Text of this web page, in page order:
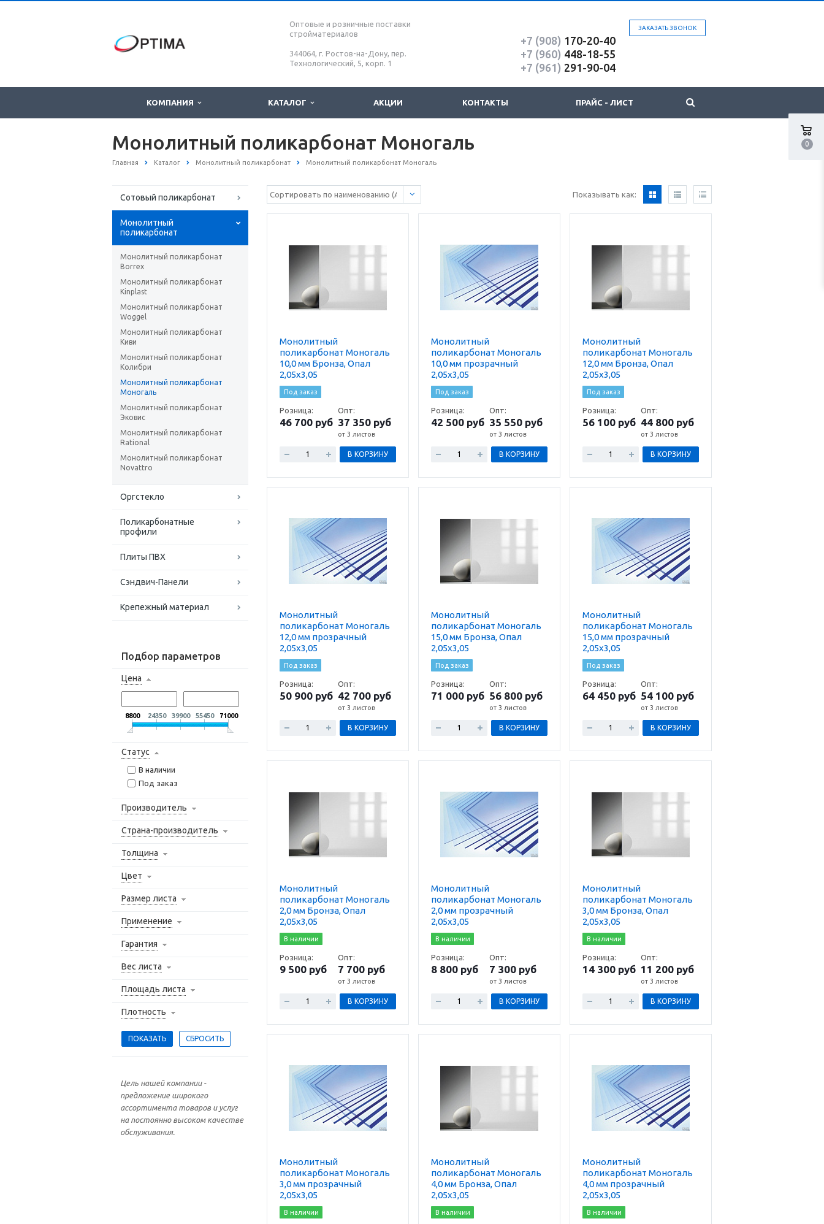
0
Оптовые и розничные поставки
стройматериалов
344064, г. Ростов-на-Дону, пер.
Технологический, 5, корп. 1
ЗАКАЗАТЬ ЗВОНОК
+7 (908) 170-20-40
+7 (960) 448-18-55
+7 (961) 291-90-04
КОМПАНИЯ КАТАЛОГ АКЦИИ КОНТАКТЫ ПРАЙС - ЛИСТ
Монолитный поликарбонат Моногаль
Главная Каталог Монолитный поликарбонат Монолитный поликарбонат Моногаль
Сотовый поликарбонат
Монолитный
поликарбонат
Монолитный поликарбонат
Borrex
Монолитный поликарбонат
Kinplast
Монолитный поликарбонат
Woggel
Монолитный поликарбонат
Киви
Монолитный поликарбонат
Колибри
Монолитный поликарбонат
Моногаль
Монолитный поликарбонат
Эковис
Монолитный поликарбонат
Rational
Монолитный поликарбонат
Novattro
Оргстекло
Поликарбонатные
профили
Плиты ПВХ
Сэндвич-Панели
Крепежный материал
Подбор параметров
Цена
8800 24350 39900 55450 71000
Статус
В наличии
Под заказ
Производитель
Страна-производитель
Толщина
Цвет
Размер листа
Применение
Гарантия
Вес листа
Площадь листа
Плотность
Цель нашей компании -
предложение широкого
ассортимента товаров и услуг
на постоянно высоком качестве
обслуживания.
Показывать как:
Монолитный
поликарбонат Моногаль
10,0 мм Бронза, Опал
2,05х3,05
Под заказ
Розница:
46 700 руб
Опт:
37 350 руб
от 3 листов
В КОРЗИНУ
Монолитный
поликарбонат Моногаль
10,0 мм прозрачный
2,05х3,05
Под заказ
Розница:
42 500 руб
Опт:
35 550 руб
от 3 листов
В КОРЗИНУ
Монолитный
поликарбонат Моногаль
12,0 мм Бронза, Опал
2,05х3,05
Под заказ
Розница:
56 100 руб
Опт:
44 800 руб
от 3 листов
В КОРЗИНУ
Монолитный
поликарбонат Моногаль
12,0 мм прозрачный
2,05х3,05
Под заказ
Розница:
50 900 руб
Опт:
42 700 руб
от 3 листов
В КОРЗИНУ
Монолитный
поликарбонат Моногаль
15,0 мм Бронза, Опал
2,05х3,05
Под заказ
Розница:
71 000 руб
Опт:
56 800 руб
от 3 листов
В КОРЗИНУ
Монолитный
поликарбонат Моногаль
15,0 мм прозрачный
2,05х3,05
Под заказ
Розница:
64 450 руб
Опт:
54 100 руб
от 3 листов
В КОРЗИНУ
Монолитный
поликарбонат Моногаль
2,0 мм Бронза, Опал
2,05х3,05
В наличии
Розница:
9 500 руб
Опт:
7 700 руб
от 3 листов
В КОРЗИНУ
Монолитный
поликарбонат Моногаль
2,0 мм прозрачный
2,05х3,05
В наличии
Розница:
8 800 руб
Опт:
7 300 руб
от 3 листов
В КОРЗИНУ
Монолитный
поликарбонат Моногаль
3,0 мм Бронза, Опал
2,05х3,05
В наличии
Розница:
14 300 руб
Опт:
11 200 руб
от 3 листов
В КОРЗИНУ
Монолитный
поликарбонат Моногаль
3,0 мм прозрачный
2,05х3,05
В наличии
Монолитный
поликарбонат Моногаль
4,0 мм Бронза, Опал
2,05х3,05
В наличии
Монолитный
поликарбонат Моногаль
4,0 мм прозрачный
2,05х3,05
В наличии